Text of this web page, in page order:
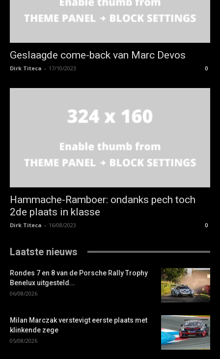
Geslaagde come-back van Marc Devos
Dirk Titeca - 17/10/2023 0
Hammache-Ramboer: ondanks pech toch
2de plaats in klasse
Dirk Titeca - 16/08/2023 0
Laatste nieuws
Rondes 7 en 8 van de Porsche Rally Trophy
Benelux uitgesteld...
06/08/2026
Milan Marczak verstevigt eerste plaats met
klinkende zege
05/08/2026